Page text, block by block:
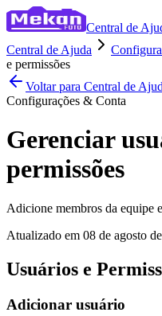
Central de
Central de Ajuda
e permissões
Voltar para Central de
Configurações & Conta
Gerenciar
permissões
Adicione membros da equipe
Atualizado em 08 de agosto
Usuários e
Adicionar usuário